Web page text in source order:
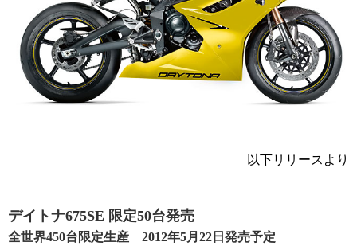
以下リリースより
デイトナ675SE 限定50台発売
全世界450台限定生産 2012年5月22日発売予定